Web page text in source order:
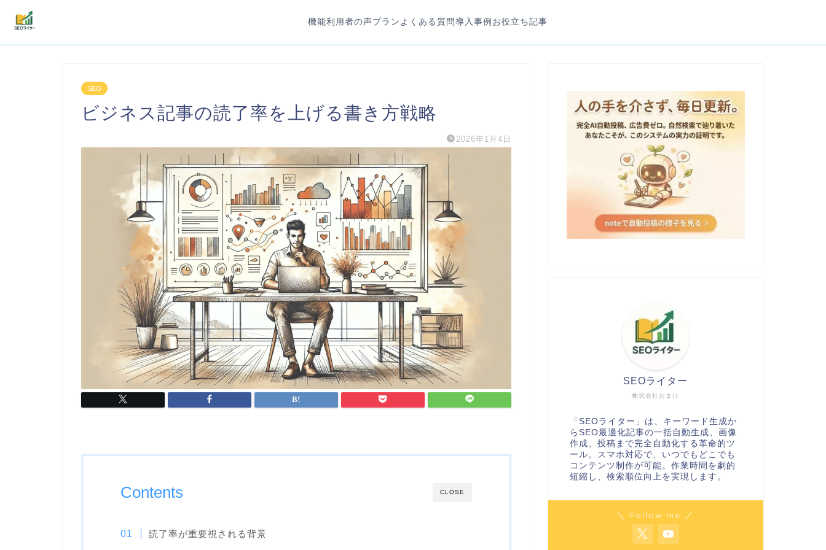
機能利用者の声プラン よくある質問導入事例 お役立ち記事
SEO
ビジネス記事の読了率を上げる書き方戦略
2026年1月4日
CLOSE
Contents
読了率が重要視される背景
株式会社おまけ
SEOライター
「SEOライター」は、キーワード生成か
らSEO最適化記事の一括自動生成、画像
作成、投稿まで完全自動化する革命的ツ
ール。スマホ対応で、いつでもどこでも
コンテンツ制作が可能。作業時間を劇的
短縮し、検索順位向上を実現します。
＼ Follow me ／